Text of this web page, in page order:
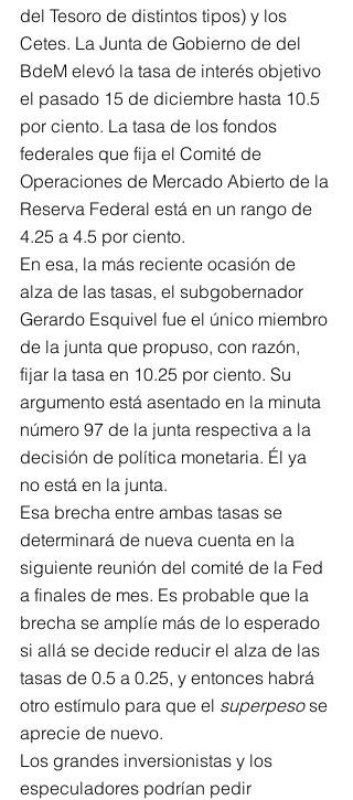
del Tesoro de distintos tipos) y los
Cetes. La Junta de Gobierno de del
BdeM elevó la tasa de interés objetivo
el pasado 15 de diciembre hasta 10.5
por ciento. La tasa de los fondos
federales que fija el Comité de
Operaciones de Mercado Abierto de la
Reserva Federal está en un rango de
4.25 a 4.5 por ciento.
En esa, la más reciente ocasión de
alza de las tasas, el subgobernador
Gerardo Esquivel fue el único miembro
de la junta que propuso, con razón,
fijar la tasa en 10.25 por ciento. Su
argumento está asentado en la minuta
número 97 de la junta respectiva a la
decisión de política monetaria. Él ya
no está en la junta.
Esa brecha entre ambas tasas se
determinará de nueva cuenta en la
siguiente reunión del comité de la Fed
a finales de mes. Es probable que la
brecha se amplíe más de lo esperado
si allá se decide reducir el alza de las
tasas de 0.5 a 0.25, y entonces habrá
otro estímulo para que el superpeso se
aprecie de nuevo.
Los grandes inversionistas y los
especuladores podrían pedir